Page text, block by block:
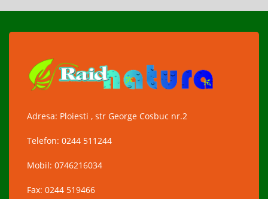
Adresa: Ploiesti , str George Cosbuc nr.2
Telefon: 0244 511244
Mobil: 0746216034
Fax: 0244 519466